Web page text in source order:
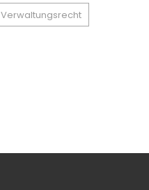
Verwaltungsrecht